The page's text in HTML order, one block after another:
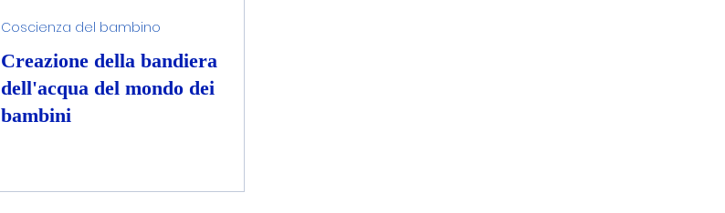
Creazione della bandiera
dell'acqua del mondo dei
bambini
Coscienza del bambino